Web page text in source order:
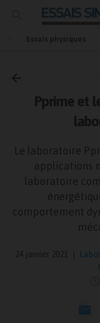
Essais physiques
Accueil
Laboratoire
Pprime et
Le laboratoire
applications
laboratoire
comportement
24 janvier 2021